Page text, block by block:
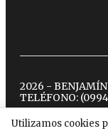
Utilizamos cookies
2026 -
TELÉFONO: